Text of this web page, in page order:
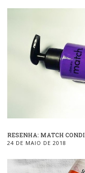
RESENHA: MATCH
24 DE MAIO DE 2018